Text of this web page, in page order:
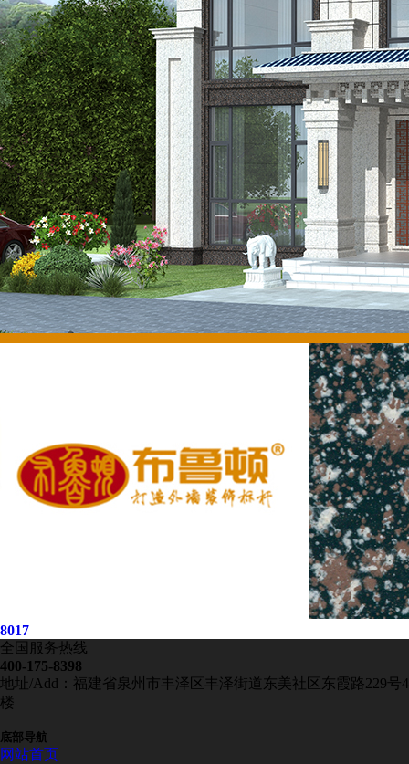
8017
全国服务热线
400-175-8398
地址/Add：福建省泉州市丰泽区丰泽街道东美社区东霞路229号4
楼
底部导航
网站首页